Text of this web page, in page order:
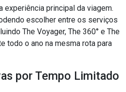
experiência principal da viagem.
escolher entre os serviços
The Voyager, The 360° e The
todo o ano na mesma rota para
por Tempo Limitado